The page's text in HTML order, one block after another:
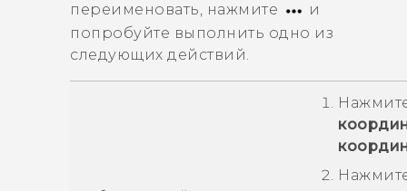
переименовать, нажмите
и
попробуйте выполнить одно из
следующих действий.